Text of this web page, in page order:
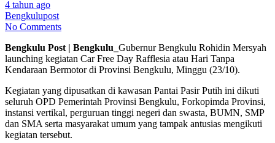
4 tahun ago
Bengkulupost
No Comments
Bengkulu Post | Bengkulu_ Gubernur Bengkulu Rohidin Mersyah
launching kegiatan Car Free Day Rafflesia atau Hari Tanpa
Kendaraan Bermotor di Provinsi Bengkulu, Minggu (23/10).
Kegiatan yang dipusatkan di kawasan Pantai Pasir Putih ini dikuti
seluruh OPD Pemerintah Provinsi Bengkulu, Forkopimda Provinsi,
instansi vertikal, perguruan tinggi negeri dan swasta, BUMN, SMP
dan SMA serta masyarakat umum yang tampak antusias mengikuti
kegiatan tersebut.